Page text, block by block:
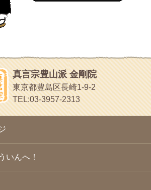
あわせた、やさしく気持ちよい鍼灸治療で
んの名前だよ
たよ。
ゃんがかわいいよ
真言宗豊山派 金剛院
東京都豊島区長崎1-9-2
TEL:03-3957-2313
いんへ！